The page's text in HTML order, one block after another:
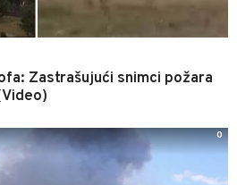
Zastrašujući snimci požara
0